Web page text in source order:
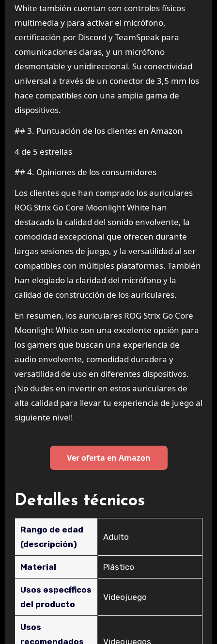
White también cuentan con controles físicos
multimedia y para activar el micrófono,
certificación por Discord y TeamSpeak para
comunicaciones claras, y un micrófono
desmontable y unidireccional. Su conectividad
universal a través de un conector de 3,5 mm los
hace compatibles con una amplia gama de
dispositivos.
## 3. Puntuación de los clientes en Amazon
4 de 5 estrellas
## 4. Opiniones de los consumidores
Los clientes que han comprado los auriculares
ROG Strix Go Core Moonlight White han
destacado la calidad del sonido envolvente, la
comodidad excepcional que ofrecen durante
largas sesiones de juego, y la versatilidad al ser
compatibles con múltiples plataformas. También
han elogiado la claridad del micrófono y la
calidad de construcción de los auriculares.
En resumen, los auriculares ROG Strix Go Core
Moonlight White son una excelente opción para
los gamers que buscan una experiencia de
audio envolvente, comodidad duradera y
versatilidad de uso en diferentes dispositivos.
¡No dudes en invertir en estos auriculares de
alta calidad para llevar tu experiencia de juego al
siguiente nivel!
Ver oferta en Amazon
Detalles técnicos
Rango de edad
(descripción)
‎Adulto
Material ‎Plástico
Usos específicos
del producto
‎Videojuego
Usos
recomendados
‎Videojuegos